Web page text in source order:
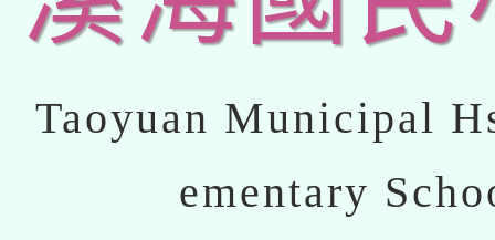
Taoyuan Municipal
ementary